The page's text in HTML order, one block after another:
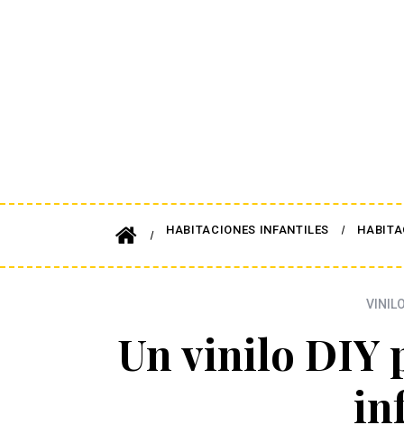
HABITACIONES INFANTILES
Un vinilo DIY